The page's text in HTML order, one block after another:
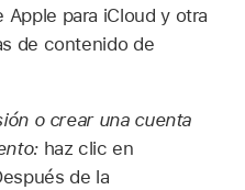
para iCloud y otra
de contenido de
o crear una cuenta
haz clic en
de la